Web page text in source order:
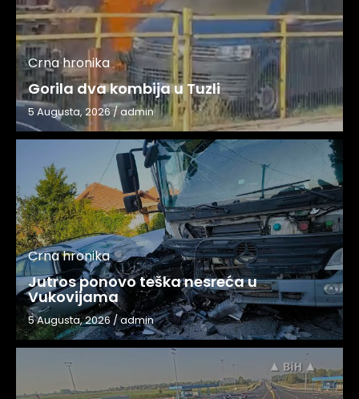
Crna hronika
Gorila dva kombija u Tuzli
5 Augusta, 2026/admin
Crna hronika
Jutros ponovo teška nesreća u
Vukovijama
5 Augusta, 2026/admin